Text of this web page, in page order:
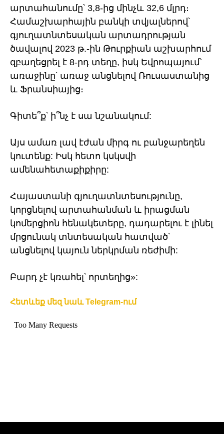
արտահանումը՝ 3,8-ից մինչև 32,6 մլրդ։
Համաշխարհային բանկի տվյալներով՝
գյուղատնտեսական արտադրության
ծավալով 2023 թ.-ին Թուրքիան աշխարհում
զբաղեցրել է 8-րդ տեղը, իսկ Եվրոպայում՝
առաջինը՝ առաջ անցնելով Ռուսաստանից
և Ֆրանսիայից։
Գիտե՞ք՝ ի՞նչ է սա նշանակում:
Այս ամառ լավ էժան միրգ ու բանջարեղեն
կուտենք: Իսկ հետո կսկսվի
ամենահետաքիքիրը:
Հայաստանի գյուղատնտեսությունը,
կորցնելով արտահանման և իրացման
կոմերցիոն հենակետերը, դադարելու է լինել
մրցունակ տնտեսական հատված՝
անցնելով կայուն ներկրման ռեժիմի:
Բարդ չէ կռահել՝ որտեղից»:
Հետևեք մեզ նաև Telegram-ում